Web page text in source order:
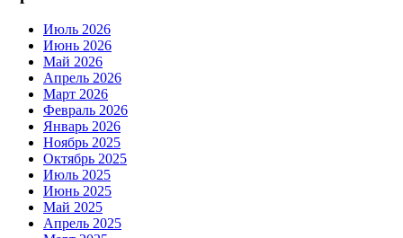
Июль 2026
Июнь 2026
Май 2026
Апрель 2026
Март 2026
Февраль 2026
Январь 2026
Ноябрь 2025
Октябрь 2025
Июль 2025
Июнь 2025
Май 2025
Апрель 2025